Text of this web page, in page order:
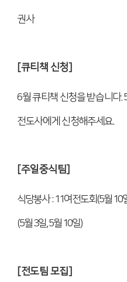
권사
[큐티책 신청]
6월 큐티책 신청을 받습니다.
전도사에게 신청해주세요.
[주일중식팀]
식당봉사: 11여전도회(5월 10
(5월3일, 5월 10일)
[전도팀 모집]